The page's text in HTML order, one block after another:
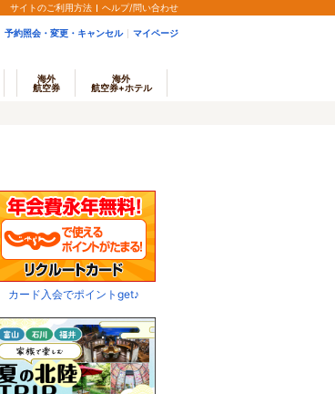
サイトのご利用方法 ヘルプ/問い合わせ
予約照会・変更・キャンセル マイページ
海外
航空券
海外
航空券+ホテル
カード入会でポイントget♪